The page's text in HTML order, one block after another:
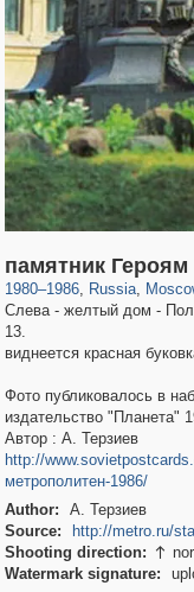
памятник
1980–1986, Russia
1,406,837
,
319,861 8,286
Слева - желтый дом -
13.
виднеется красная
Фото публиковалось в
издательство "Планета"
Автор : А. Терзиев
http://
метрополитен-1986/
Author:
А. Терзиев
Source:
http://metro.ru/
Shooting direction: 
Watermark signature: